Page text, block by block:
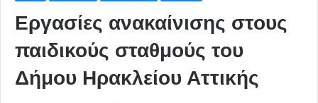
Εργασίες ανακαίνισης στους
παιδικούς σταθμούς του
Δήμου Ηρακλείου Αττικής